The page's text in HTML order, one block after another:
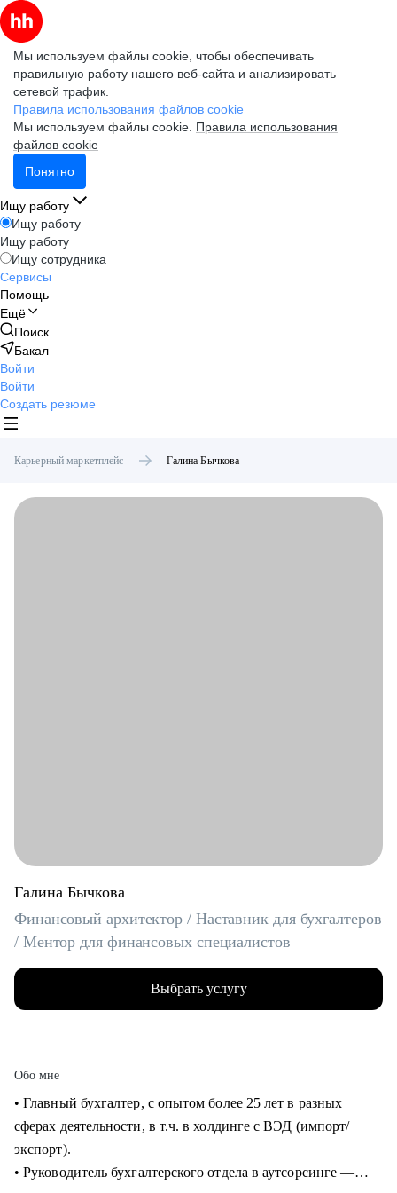
Мы используем файлы cookie, чтобы обеспечивать
правильную работу нашего веб-сайта и анализировать
сетевой трафик.
Правила использования файлов cookie
Мы используем файлы cookie. Правила использования
файлов cookie
Понятно
Ищу работу
Ищу работу
Ищу работу
Ищу сотрудника
Сервисы
Помощь
Ещё
Поиск
Бакал
Войти
Войти
Создать резюме
Карьерный маркетплейс Галина Бычкова
Галина Бычкова
Финансовый архитектор / Наставник для бухгалтеров
/ Ментор для финансовых специалистов
Выбрать услугу
Обо мне
• Главный бухгалтер, с опытом более 25 лет в разных
сферах деятельности, в т.ч. в холдинге с ВЭД (импорт/
экспорт).
• Руководитель бухгалтерского отдела в аутсорсинге —